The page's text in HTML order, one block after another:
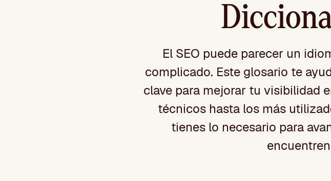
El SEO puede parecer un
complicado. Este glosario te
clave para mejorar tu visibilidad
técnicos hasta los más
tienes lo necesario para